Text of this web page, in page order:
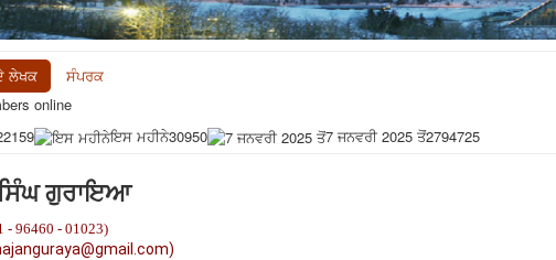
ਲੇਖਕ
ਸੰਪਰਕ
online
ਇਸ ਮਹੀਨੇ30950 7 ਜਨਵਰੀ 2025 ਤੋਂ2794725
ਗੁਰਾਇਆ
- 96460 - 01023)